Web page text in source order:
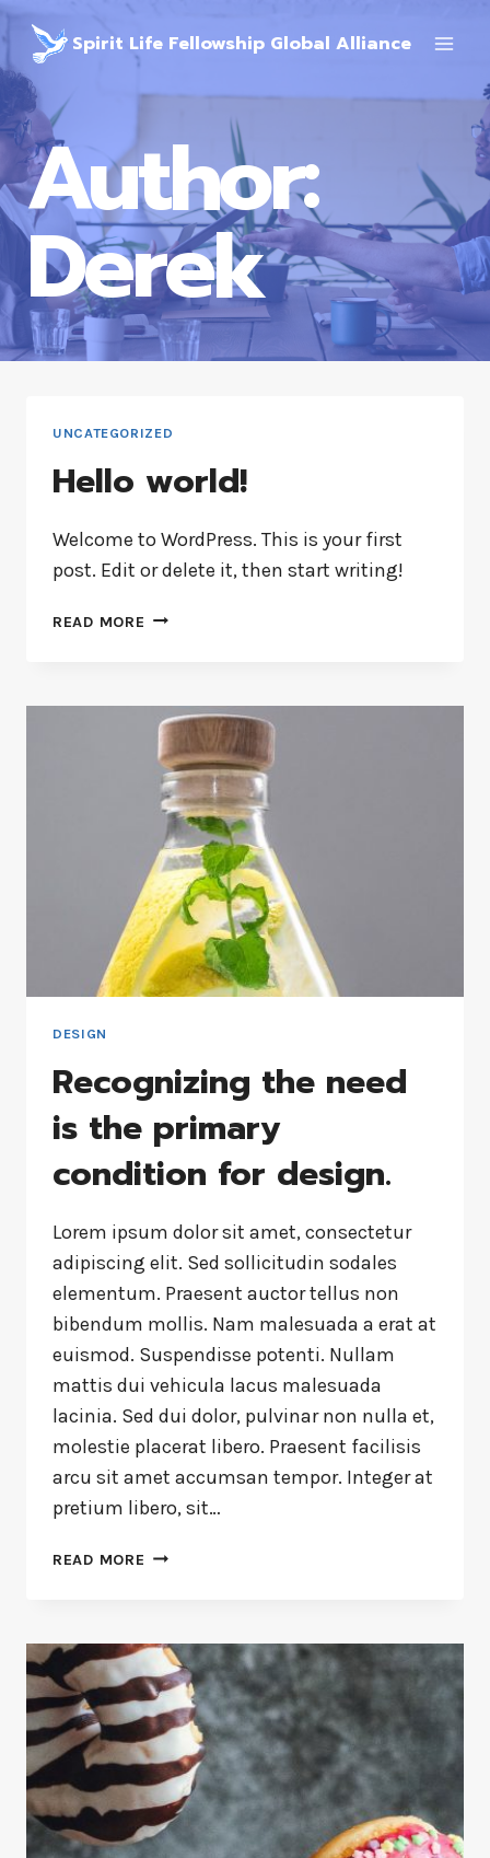
Spirit Life Fellowship Global Alliance
Author:
Derek
UNCATEGORIZED
Hello world!
Welcome to WordPress. This is your first
post. Edit or delete it, then start writing!
READ MORE
DESIGN
Recognizing the need
is the primary
condition for design.
Lorem ipsum dolor sit amet, consectetur
adipiscing elit. Sed sollicitudin sodales
elementum. Praesent auctor tellus non
bibendum mollis. Nam malesuada a erat at
euismod. Suspendisse potenti. Nullam
mattis dui vehicula lacus malesuada
lacinia. Sed dui dolor, pulvinar non nulla et,
molestie placerat libero. Praesent facilisis
arcu sit amet accumsan tempor. Integer at
pretium libero, sit…
READ MORE